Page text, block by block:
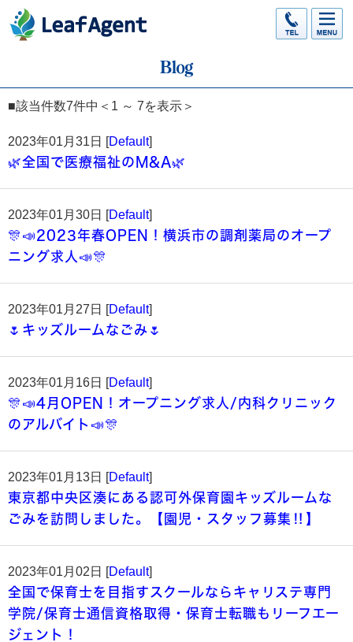
■該当件数7件中＜1 ～ 7を表示＞
2023年01月31日 [Default]
🌿全国で医療福祉のM&A🌿
2023年01月30日 [Default]
🎊📣2023年春OPEN！横浜市の調剤薬局のオープ
ニング求人📣🎊
2023年01月27日 [Default]
🌷キッズルームなごみ🌷
2023年01月16日 [Default]
🎊📣4月OPEN！オープニング求人/内科クリニック
のアルバイト📣🎊
2023年01月13日 [Default]
東京都中央区湊にある認可外保育園キッズルームな
ごみを訪問しました。【園児・スタッフ募集‼】
2023年01月02日 [Default]
全国で保育士を目指すスクールならキャリステ専門
学院/保育士通信資格取得・保育士転職もリーフエー
ジェント！